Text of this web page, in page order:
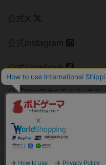
公式X
公式instagram
公式Facebook
公式YouTubeチャンネル